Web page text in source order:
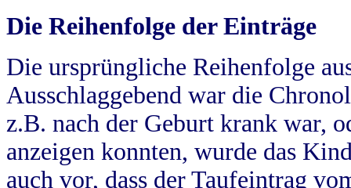
Die Reihenfolge der Einträge
Die ursprüngliche Reihenfolge
Ausschlaggebend war die
z.B. nach der Geburt krank war,
anzeigen konnten, wurde das
auch vor, dass der Taufeintrag